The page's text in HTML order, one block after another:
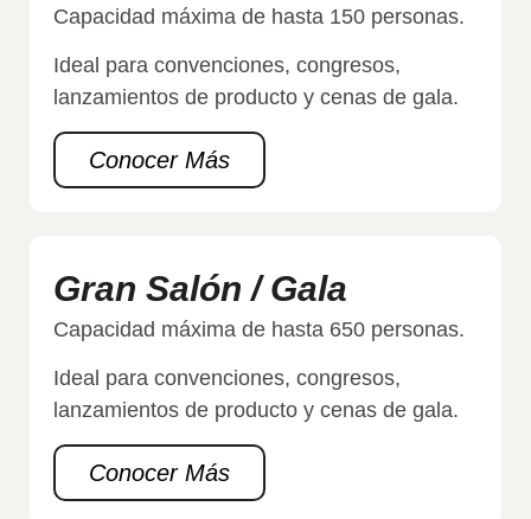
Capacidad máxima de hasta 150 personas.
Ideal para convenciones, congresos,
lanzamientos de producto y cenas de gala.
Conocer Más
Gran Salón / Gala
Capacidad máxima de hasta 650 personas.
Ideal para convenciones, congresos,
lanzamientos de producto y cenas de gala.
Conocer Más